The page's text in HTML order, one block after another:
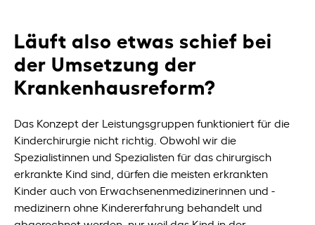
Läuft also etwas schief bei
der Umsetzung der
Krankenhausreform?
Das Konzept der Leistungsgruppen funktioniert für die
Kinderchirurgie nicht richtig. Obwohl wir die
Spezialistinnen und Spezialisten für das chirurgisch
erkrankte Kind sind, dürfen die meisten erkrankten
Kinder auch von Erwachsenenmedizinerinnen und -
medizinern ohne Kindererfahrung behandelt und